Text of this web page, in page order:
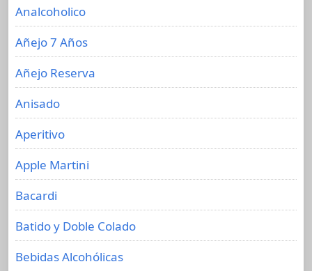
Analcoholico
Añejo 7 Años
Añejo Reserva
Anisado
Aperitivo
Apple Martini
Bacardi
Batido y Doble Colado
Bebidas Alcohólicas